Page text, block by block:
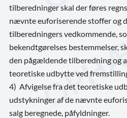
tilberedninger skal der føres
nævnte euforiserende stoffer og
tilberedningers vedkommende,
bekendtgørelses bestemmelser,
den pågældende tilberedning og
teoretiske udbytte ved
4) Afvigelse fra det teoretiske
udstykninger af de nævnte
salg beregnede, påfyldninger.